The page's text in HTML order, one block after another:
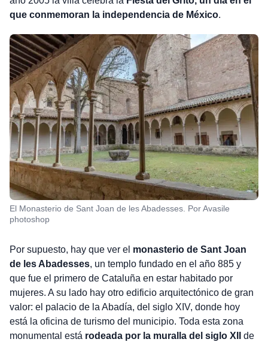
que conmemoran la independencia de México.
El Monasterio de Sant Joan de les Abadesses. Por Avasile
photoshop
Por supuesto, hay que ver el monasterio de Sant Joan
de les Abadesses, un templo fundado en el año 885 y
que fue el primero de Cataluña en estar habitado por
mujeres. A su lado hay otro edificio arquitectónico de gran
valor: el palacio de la Abadía, del siglo XIV, donde hoy
está la oficina de turismo del municipio. Toda esta zona
monumental está rodeada por la muralla del siglo XII
de